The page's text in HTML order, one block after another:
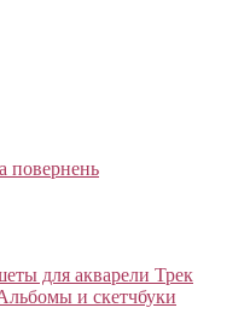
повернень
для акварели Трек
и скетчбуки